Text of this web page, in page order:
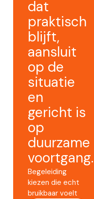
dat
praktisch
blijft,
aansluit
op de
situatie
en
gericht is
op
duurzame
voortgang.
Begeleiding
kiezen die echt
bruikbaar voelt